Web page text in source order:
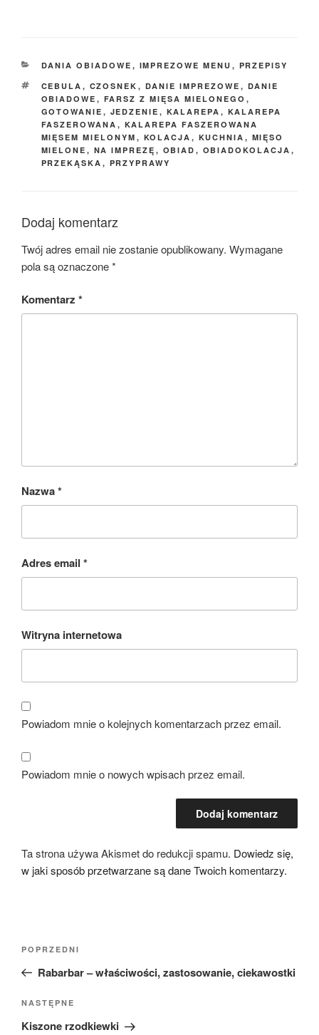
KATEGORIE
DANIA OBIADOWE , IMPREZOWE MENU , PRZEPISY
TAGI
CEBULA , CZOSNEK , DANIE IMPREZOWE , DANIE
OBIADOWE , FARSZ Z MIĘSA MIELONEGO ,
GOTOWANIE , JEDZENIE , KALAREPA , KALAREPA
FASZEROWANA , KALAREPA FASZEROWANA
MIĘSEM MIELONYM , KOLACJA , KUCHNIA , MIĘSO
MIELONE , NA IMPREZĘ , OBIAD , OBIADOKOLACJA ,
PRZEKĄSKA , PRZYPRAWY
Dodaj komentarz
Twój adres email nie zostanie opublikowany. Wymagane
pola są oznaczone*
Komentarz *
Nazwa*
Adres email *
Witryna internetowa
Powiadom mnie o kolejnych komentarzach przez email.
Powiadom mnie o nowych wpisach przez email.
Ta strona używa Akismet do redukcji spamu. Dowiedz się,
w jaki sposób przetwarzane są dane Twoich komentarzy.
Poprzedni
wpis
POPRZEDNI
Rabarbar – właściwości, zastosowanie, ciekawostki
Następny
wpis
NASTĘPNE
Kiszone rzodkiewki